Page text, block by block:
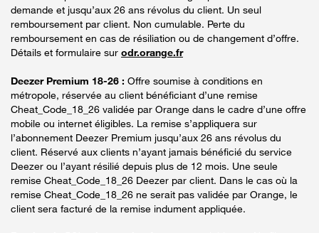
demande et jusqu’aux 26 ans révolus du client. Un seul
remboursement par client. Non cumulable. Perte du
remboursement en cas de résiliation ou de changement d’offre.
Détails et formulaire sur odr.orange.fr
Deezer Premium 18-26 : Offre soumise à conditions en
métropole, réservée au client bénéficiant d’une remise
Cheat_Code_18_26 validée par Orange dans le cadre d’une offre
mobile ou internet éligibles. La remise s’appliquera sur
l’abonnement Deezer Premium jusqu’aux 26 ans révolus du
client. Réservé aux clients n’ayant jamais bénéficié du service
Deezer ou l’ayant résilié depuis plus de 12 mois. Une seule
remise Cheat_Code_18_26 Deezer par client. Dans le cas où la
remise Cheat_Code_18_26 ne serait pas validée par Orange, le
client sera facturé de la remise indument appliquée.